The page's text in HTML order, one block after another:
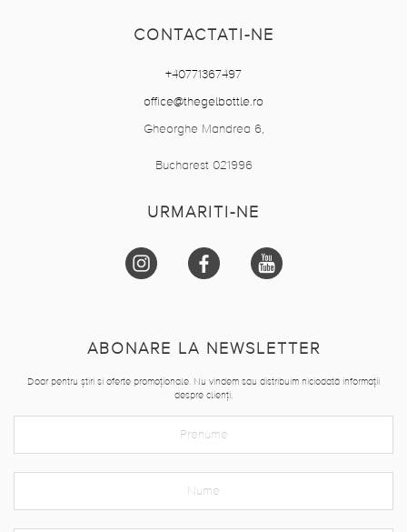
CONTACTATI-NE
+40771367497
office@thegelbottle.ro
Gheorghe Mandrea 6,
Bucharest 021996
URMARITI-NE
ABONARE LA NEWSLETTER
Doar pentru știri si oferte promoționale. Nu vindem sau distribuim niciodată informații
despre clienți.